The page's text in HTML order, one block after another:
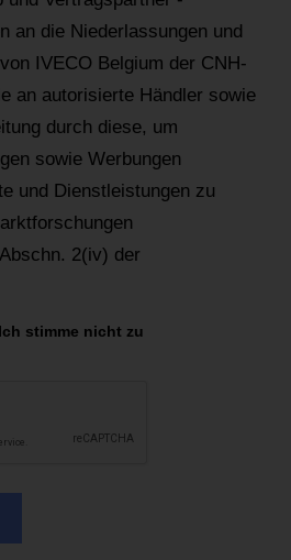
an die Niederlassungen und
IVECO Belgium der CNH-
an autorisierte Händler sowie
durch diese, um
sowie Werbungen
und Dienstleistungen zu
2(iv) der
Ich stimme nicht zu